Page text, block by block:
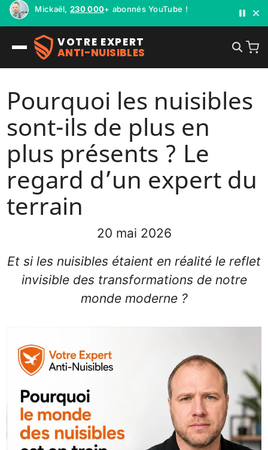
Mickaël, 230 000+ abonnés YouTube !
VOTRE EXPERT
ANTI-NUISIBLES
Pourquoi les nuisibles
sont-ils de plus en
plus présents ? Le
regard d’un expert du
terrain
20 mai 2026
Et si les nuisibles étaient en réalité le reflet
invisible des transformations de notre
monde moderne ?